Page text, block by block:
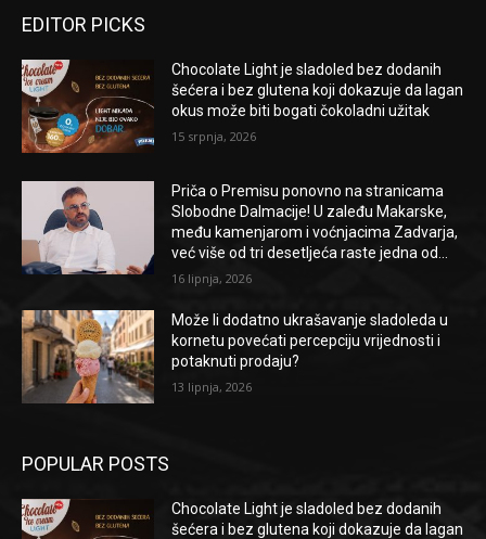
EDITOR PICKS
Chocolate Light je sladoled bez dodanih
šećera i bez glutena koji dokazuje da lagan
okus može biti bogati čokoladni užitak
15 srpnja, 2026
Priča o Premisu ponovno na stranicama
Slobodne Dalmacije! U zaleđu Makarske,
među kamenjarom i voćnjacima Zadvarja,
već više od tri desetljeća raste jedna od...
16 lipnja, 2026
Može li dodatno ukrašavanje sladoleda u
kornetu povećati percepciju vrijednosti i
potaknuti prodaju?
13 lipnja, 2026
POPULAR POSTS
Chocolate Light je sladoled bez dodanih
šećera i bez glutena koji dokazuje da lagan